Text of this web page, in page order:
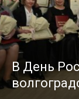
В День